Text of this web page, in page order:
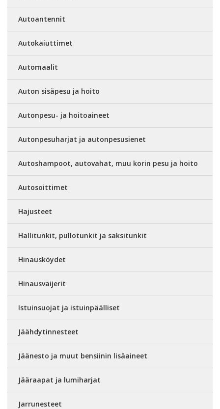
Autoantennit
Autokaiuttimet
Automaalit
Auton sisäpesu ja hoito
Autonpesu- ja hoitoaineet
Autonpesuharjat ja autonpesusienet
Autoshampoot, autovahat, muu korin pesu ja hoito
Autosoittimet
Hajusteet
Hallitunkit, pullotunkit ja saksitunkit
Hinausköydet
Hinausvaijerit
Istuinsuojat ja istuinpäälliset
Jäähdytinnesteet
Jäänesto ja muut bensiinin lisäaineet
Jääraapat ja lumiharjat
Jarrunesteet